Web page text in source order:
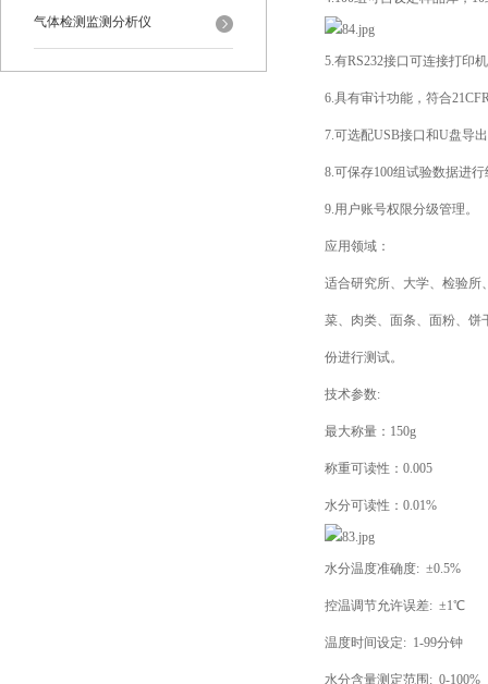
气体检测监测分析仪
5.有RS232接口可连接打印
6.具有审计功能，符合
7.可选配USB接口和U盘导
8.可保存100组试验数据进
9.用户账号权限分级管理。
应用领域：
适合研究所、大学、检验所
菜、肉类、面条、面粉、饼
份进行测试。
技术参数:
最大称量：150g
称重可读性：0.005
水分可读性：0.01%
水分温度准确度: ±0.5%
控温调节允许误差: ±1℃
温度时间设定: 1-99分钟
水分含量测定范围: 0-100%